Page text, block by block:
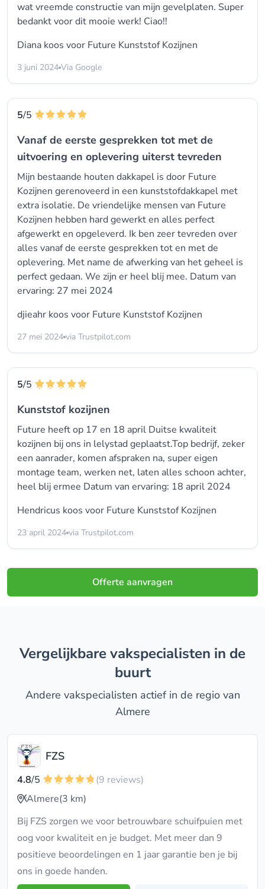
wat vreemde constructie van mijn gevelplaten. Super
bedankt voor dit mooie werk! Ciao!!
Diana koos voor Future Kunststof Kozijnen
3 juni 2024 Via Google
5/5
Vanaf de eerste gesprekken tot met de
uitvoering en oplevering uiterst tevreden
Mijn bestaande houten dakkapel is door Future
Kozijnen gerenoveerd in een kunststofdakkapel met
extra isolatie. De vriendelijke mensen van Future
Kozijnen hebben hard gewerkt en alles perfect
afgewerkt en opgeleverd. Ik ben zeer tevreden over
alles vanaf de eerste gesprekken tot en met de
oplevering. Met name de afwerking van het geheel is
perfect gedaan. We zijn er heel blij mee. Datum van
ervaring: 27 mei 2024
djieahr koos voor Future Kunststof Kozijnen
27 mei 2024 via Trustpilot.com
5/5
Kunststof kozijnen
Future heeft op 17 en 18 april Duitse kwaliteit
kozijnen bij ons in lelystad geplaatst.Top bedrijf, zeker
een aanrader, komen afspraken na, super eigen
montage team, werken net, laten alles schoon achter,
heel blij ermee Datum van ervaring: 18 april 2024
Hendricus koos voor Future Kunststof Kozijnen
23 april 2024 via Trustpilot.com
Offerte aanvragen
Vergelijkbare vakspecialisten in de
buurt
Andere vakspecialisten actief in de regio van
Almere
FZS
4.8/5
(9 reviews)
Almere(3 km)
Bij FZS zorgen we voor betrouwbare schuifpuien met
oog voor kwaliteit en je budget. Met meer dan 9
positieve beoordelingen en 1 jaar garantie ben je bij
ons in goede handen.